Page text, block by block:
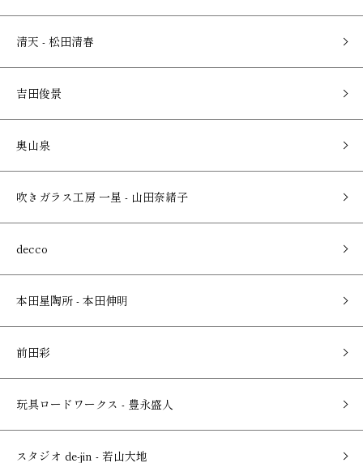
清天 - 松田清春
吉田俊景
奥山泉
吹きガラス工房 一星 - 山田奈緒子
decco
本田星陶所 - 本田伸明
前田彩
玩具ロードワークス - 豊永盛人
スタジオ de-jin - 若山大地